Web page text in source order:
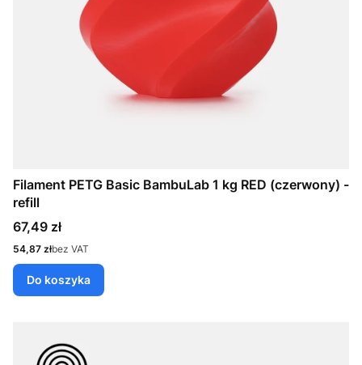
Filament PETG Basic BambuLab 1 kg RED (czerwony) -
refill
Cena
67,49 zł
Cena
54,87 złbez VAT
Do koszyka